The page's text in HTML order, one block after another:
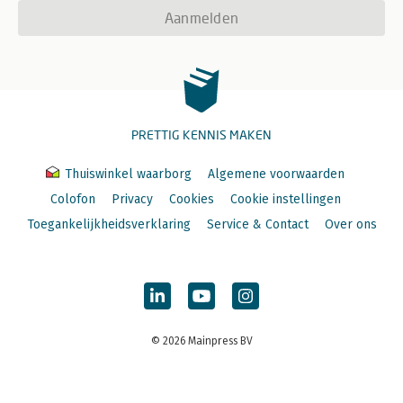
Aanmelden
PRETTIG KENNIS MAKEN
Thuiswinkel waarborg
Algemene voorwaarden
Colofon
Privacy Cookies
Cookie instellingen
Toegankelijkheidsverklaring
Service & Contact Over ons
© 2026 Mainpress BV